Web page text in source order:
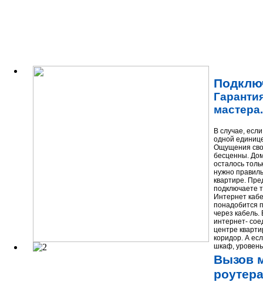
мастера.
В случае,
одной
Ощущения
бесценны.
осталось
нужно
квартире.
подключаете
Интернет
понадобится
через кабель.
интернет-
центре
коридор. А
шкаф,
Вызов